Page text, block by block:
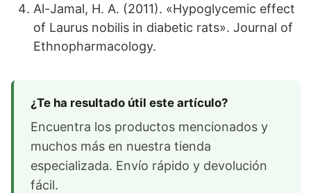
Al-Jamal, H. A. (2011). «Hypoglycemic effect
of Laurus nobilis in diabetic rats». Journal of
Ethnopharmacology.
¿Te ha resultado útil este artículo?
Encuentra los productos mencionados y
muchos más en nuestra tienda
especializada. Envío rápido y devolución
fácil.